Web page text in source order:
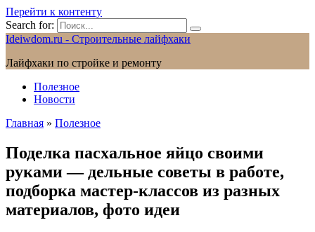
Перейти к контенту
Search for:
Ideiwdom.ru - Строительные лайфхаки
Лайфхаки по стройке и ремонту
Полезное
Новости
Главная » Полезное
Поделка пасхальное яйцо своими
руками — дельные советы в работе,
подборка мастер-классов из разных
материалов, фото идеи